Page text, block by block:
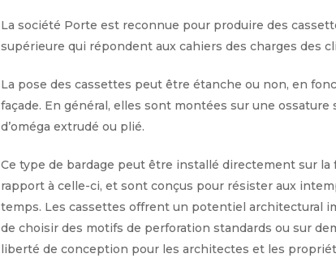
La société Porte est reconnue pour produire des
supérieure qui répondent aux cahiers des charges des
La pose des cassettes peut être étanche ou non, en
façade. En général, elles sont montées sur une ossature
d’oméga extrudé ou plié.
Ce type de bardage peut être installé directement sur la
rapport à celle-ci, et sont conçus pour résister aux
temps. Les cassettes offrent un potentiel architectural
de choisir des motifs de perforation standards ou sur
liberté de conception pour les architectes et les